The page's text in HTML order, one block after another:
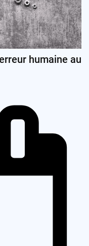
humaine au